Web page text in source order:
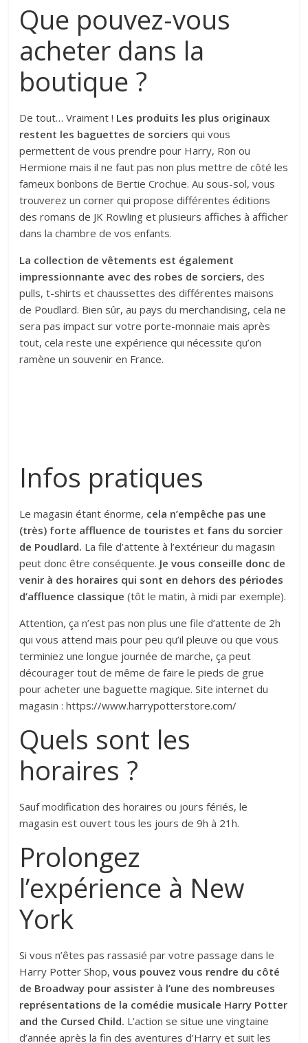
Que pouvez-vous
acheter dans la
boutique ?
De tout… Vraiment ! Les produits les plus originaux
restent les baguettes de sorciers qui vous
permettent de vous prendre pour Harry, Ron ou
Hermione mais il ne faut pas non plus mettre de côté les
fameux bonbons de Bertie Crochue. Au sous-sol, vous
trouverez un corner qui propose différentes éditions
des romans de JK Rowling et plusieurs affiches à afficher
dans la chambre de vos enfants.
La collection de vêtements est également
impressionnante avec des robes de sorciers, des
pulls, t-shirts et chaussettes des différentes maisons
de Poudlard. Bien sûr, au pays du merchandising, cela ne
sera pas impact sur votre porte-monnaie mais après
tout, cela reste une expérience qui nécessite qu’on
ramène un souvenir en France.
Infos pratiques
Le magasin étant énorme, cela n’empêche pas une
(très) forte affluence de touristes et fans du sorcier
de Poudlard. La file d’attente à l’extérieur du magasin
peut donc être conséquente. Je vous conseille donc de
venir à des horaires qui sont en dehors des périodes
d’affluence classique (tôt le matin, à midi par exemple).
Attention, ça n’est pas non plus une file d’attente de 2h
qui vous attend mais pour peu qu’il pleuve ou que vous
terminiez une longue journée de marche, ça peut
décourager tout de même de faire le pieds de grue
pour acheter une baguette magique. Site internet du
magasin : https://www.harrypotterstore.com/
Quels sont les
horaires ?
Sauf modification des horaires ou jours fériés, le
magasin est ouvert tous les jours de 9h à 21h.
Prolongez
l’expérience à New
York
Si vous n’êtes pas rassasié par votre passage dans le
Harry Potter Shop,vous pouvez vous rendre du côté
de Broadway pour assister à l’une des nombreuses
représentations de la comédie musicale Harry Potter
and the Cursed Child. L’action se situe une vingtaine
d’année après la fin des aventures d’Harry et suit les